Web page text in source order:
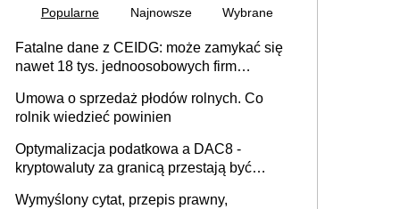
Popularne Najnowsze Wybrane
Fatalne dane z CEIDG: może zamykać się
nawet 18 tys. jednoosobowych firm
Umowa o sprzedaż płodów rolnych. Co
rolnik wiedzieć powinien
Optymalizacja podatkowa a DAC8 -
kryptowaluty za granicą przestają być
Wymyślony cytat, przepis prawny,